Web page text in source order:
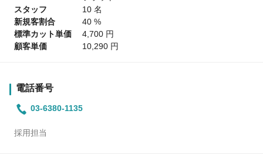
スタッフ
10 名
新規客割合
40 %
標準カット単価
4,700 円
顧客単価
10,290 円
電話番号
03-6380-1135
採用担当